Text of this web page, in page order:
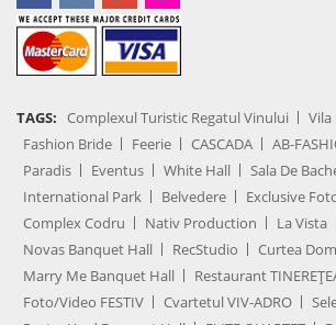
TAGS: Complexul Turistic Regatul Vinului
Fashion Bride
Feerie CASCADA AB-
Paradis
Eventus White Hall
Sala De
International Park
Belvedere
Exclusive
Complex Codru
Nativ Production
La Vista
Novas Banquet Hall
RecStudio
Curtea
Marry Me Banquet Hall
Restaurant
Foto/Video FESTIV
Cvartetul VIV-ADRO